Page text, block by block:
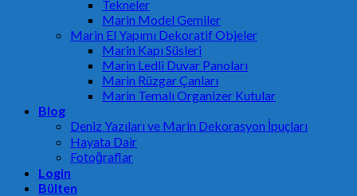
Tekneler
Marin Model Gemiler
Marin El Yapımı Dekoratif Objeler
Marin Kapı Süsleri
Marin Ledli Duvar Panoları
Marin Rüzgar Çanları
Marin Temalı Organizer Kutular
Blog
Deniz Yazıları ve Marin Dekorasyon İpuçları
Hayata Dair
Fotoğraflar
Login
Bülten